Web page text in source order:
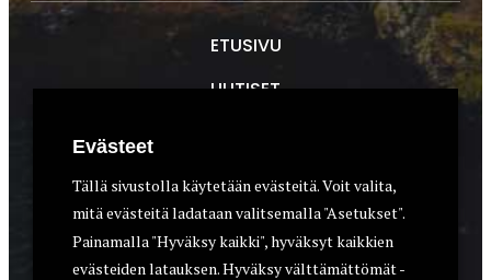
ETUSIVU
UUTISET
ASEET & OPTIIKKA
VARUSTEET
KOIRAT
Evästeet
Tällä sivustolla käytetään evästeitä. Voit valita,
mitä evästeitä ladataan valitsemalla "Asetukset".
Painamalla "Hyväksy kaikki", hyväksyt kaikkien
evästeiden latauksen. Hyväksy välttämättömät -